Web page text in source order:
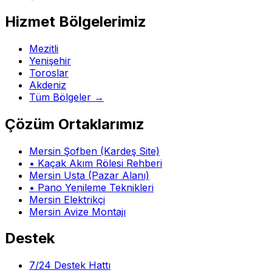
Hizmet Bölgelerimiz
Mezitli
Yenişehir
Toroslar
Akdeniz
Tüm Bölgeler →
Çözüm Ortaklarımız
Mersin Şofben (Kardeş Site)
• Kaçak Akım Rölesi Rehberi
Mersin Usta (Pazar Alanı)
• Pano Yenileme Teknikleri
Mersin Elektrikçi
Mersin Avize Montajı
Destek
7/24 Destek Hattı